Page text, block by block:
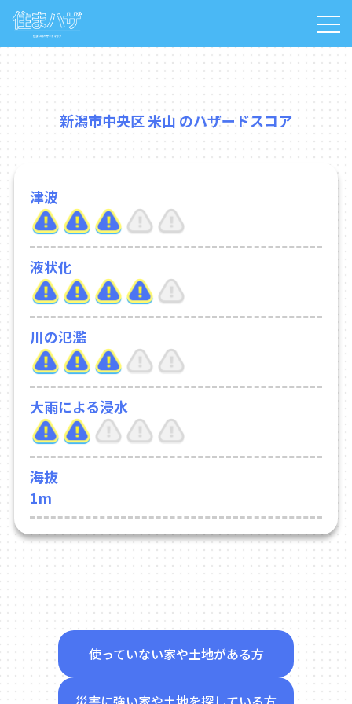
新潟市中央区 米山 のハザードスコア
津波
液状化
川の氾濫
大雨による浸水
海抜
1m
使っていない家や土地がある方